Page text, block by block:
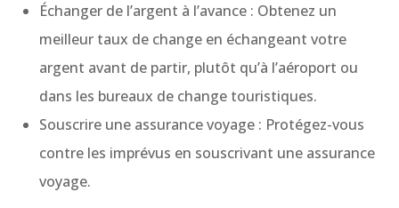
Échanger de l’argent à l’avance : Obtenez un
meilleur taux de change en échangeant votre
argent avant de partir, plutôt qu’à l’aéroport ou
dans les bureaux de change touristiques.
Souscrire une assurance voyage : Protégez-vous
contre les imprévus en souscrivant une assurance
voyage.